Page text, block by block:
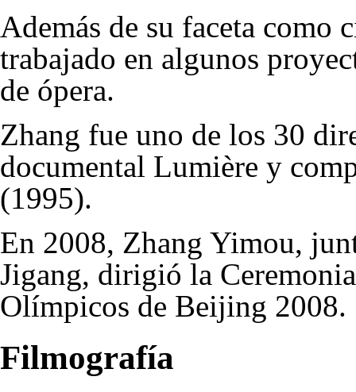
Además de su faceta como
trabajado en algunos
de ópera.
Zhang fue uno de los 30
documental Lumière y
(1995).
En 2008, Zhang Yimou,
Jigang, dirigió la
Olímpicos de Beijing 2008.
Filmografía